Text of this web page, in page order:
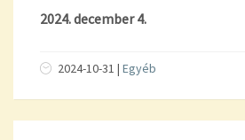
2024.december4.
2024-10-31 | Egyéb